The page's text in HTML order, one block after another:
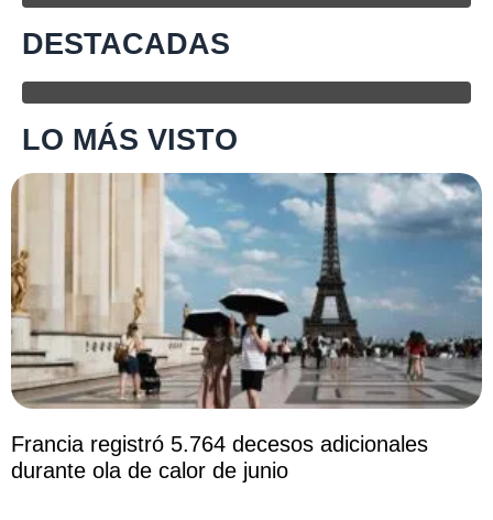
DESTACADAS
LO MÁS VISTO
Francia registró 5.764 decesos adicionales
durante ola de calor de junio